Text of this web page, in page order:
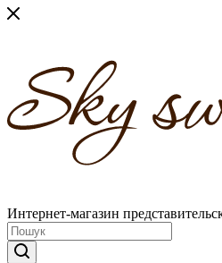
Интернет-магазин